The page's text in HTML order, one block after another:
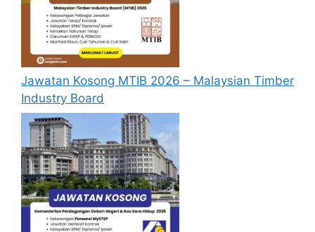
tidak perlu lagi memohon semula
sekiranya tempoh permohonan masih
sah.
Sebelum membuat permohonan sila
pastikan andalogin/registerdan
mengisi segala maklumat yang diminta
dengan lengkap dan tepat.
Perlu diingatkan, hanya pemohon yang
layak sahaja akan dipanggil ke
temuduga. Sila lengkapkan dan
kemaskini maklumat anda yang telah
didaftarkan. Permohonan yang tidak
menerima sebarang jawapan selepas
Jawatan Kosong MTIB 2026 – Malaysian Timber
Industry Board